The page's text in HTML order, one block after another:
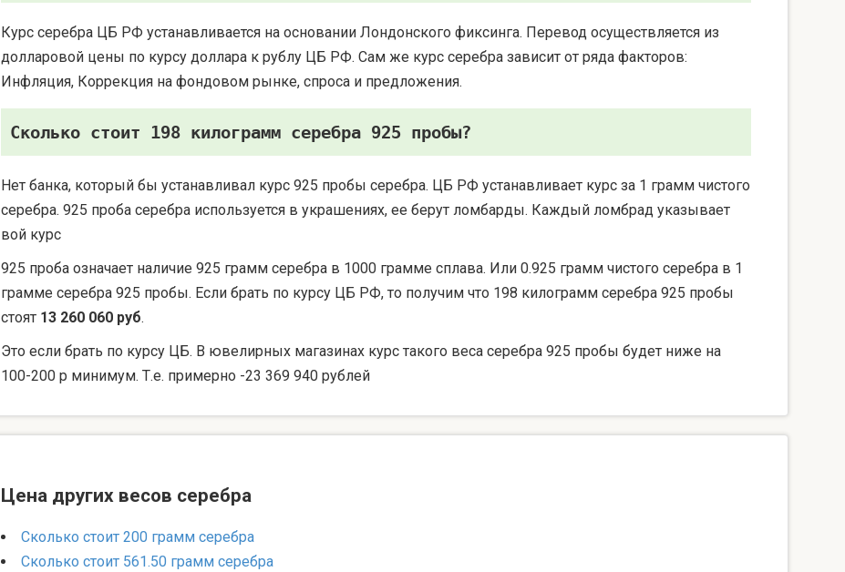
Курс серебра ЦБ РФ устанавливается на основании Лондонского фиксинга. Перевод осуществляется из
долларовой цены по курсу доллара к рублу ЦБ РФ. Сам же курс серебра зависит от ряда факторов:
Инфляция, Коррекция на фондовом рынке, спроса и предложения.
Сколько стоит 198 килограмм серебра 925 пробы?
Нет банка, который бы устанавливал курс 925 пробы серебра. ЦБ РФ устанавливает курс за 1 грамм чистого
серебра. 925 проба серебра используется в украшениях, ее берут ломбарды. Каждый ломбрад указывает
вой курс
925 проба означает наличие 925 грамм серебра в 1000 грамме сплава. Или 0.925 грамм чистого серебра в 1
грамме серебра 925 пробы. Если брать по курсу ЦБ РФ, то получим что 198 килограмм серебра 925 пробы
стоят 13 260 060 руб.
Это если брать по курсу ЦБ. В ювелирных магазинах курс такого веса серебра 925 пробы будет ниже на
100-200 р минимум. Т.е. примерно -23 369 940 рублей
Цена других весов серебра
Сколько стоит 200 грамм серебра
Сколько стоит 561.50 грамм серебра